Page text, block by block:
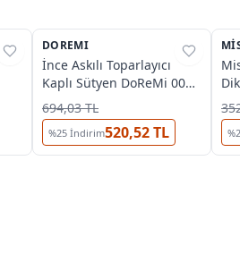
%40
DOREMI
İnce Askılı Toparlayıcı
Kaplı Sütyen DoReMi 002-
004100
694,03 TL
%25 İndirim520,52 TL
%
%